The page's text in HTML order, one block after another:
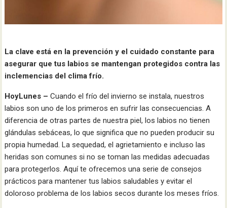
La clave está en la prevención y el cuidado constante para
asegurar que tus labios se mantengan protegidos contra las
inclemencias del clima frío.
HoyLunes – Cuando el frío del invierno se instala, nuestros
labios son uno de los primeros en sufrir las consecuencias. A
diferencia de otras partes de nuestra piel, los labios no tienen
glándulas sebáceas, lo que significa que no pueden producir su
propia humedad. La sequedad, el agrietamiento e incluso las
heridas son comunes si no se toman las medidas adecuadas
para protegerlos. Aquí te ofrecemos una serie de consejos
prácticos para mantener tus labios saludables y evitar el
doloroso problema de los labios secos durante los meses fríos.